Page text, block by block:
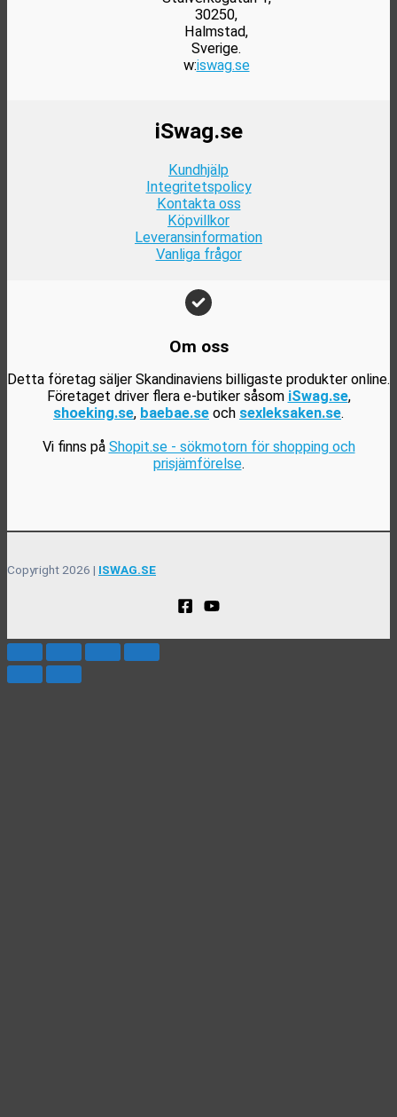
30250,
Halmstad,
Sverige.
w:iswag.se
iSwag.se
Kundhjälp
Integritetspolicy
Kontakta oss
Köpvillkor
Leveransinformation
Vanliga frågor
Om oss
Detta företag säljer Skandinaviens billigaste produkter online.
Företaget driver flera e-butiker såsom iSwag.se,
shoeking.se, baebae.se och sexleksaken.se.
Vi finns på Shopit.se - sökmotorn för shopping och
prisjämförelse.
Copyright 2026 | ISWAG.SE